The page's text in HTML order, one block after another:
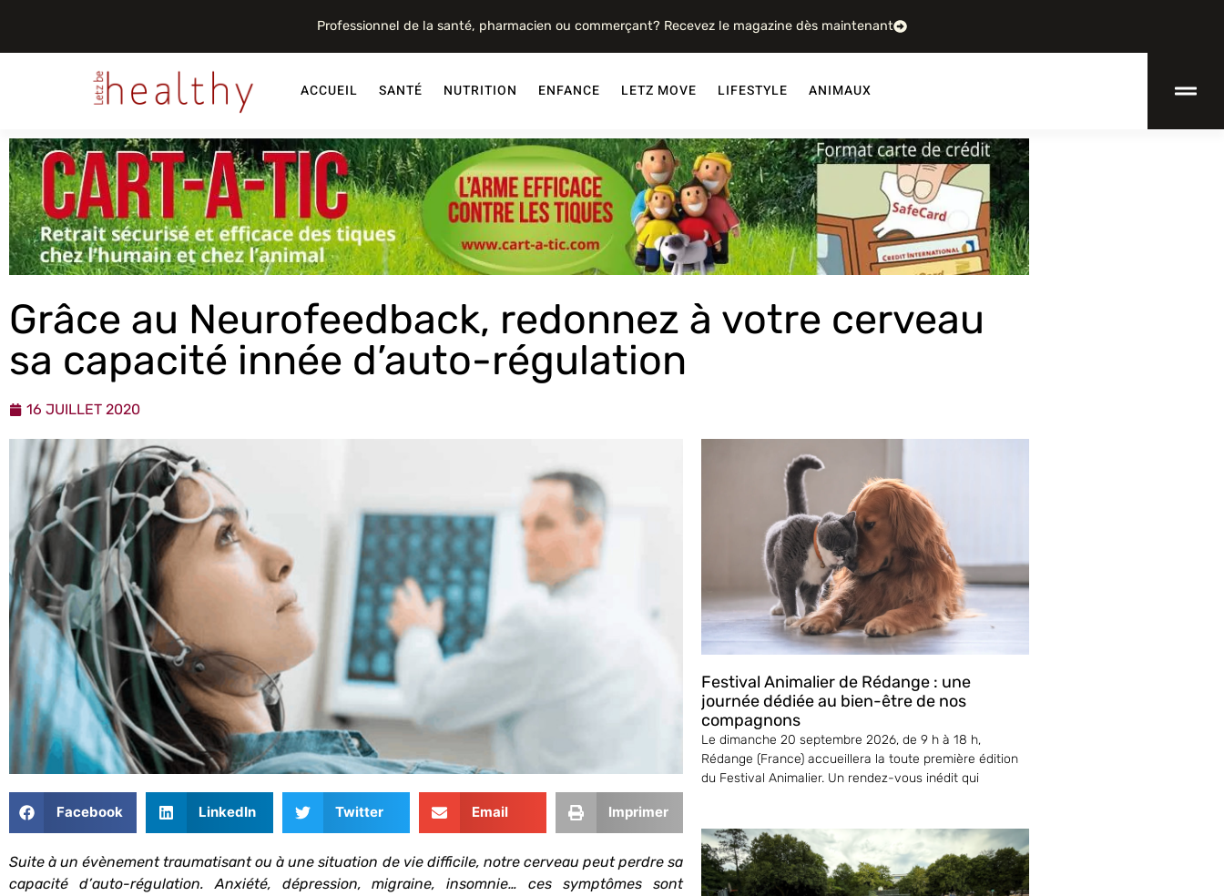
Professionnel de la santé, pharmacien ou commerçant? Recevez le magazine dès maintenant
ACCUEIL SANTÉ NUTRITION ENFANCE LETZ MOVE LIFESTYLE ANIMAUX
Grâce au Neurofeedback, redonnez à votre cerveau
sa capacité innée d’auto-régulation
16 JUILLET 2020
Facebook LinkedIn Twitter Email Imprimer
Suite à un évènement traumatisant ou à une situation de vie difficile, notre cerveau peut perdre sa
capacité d’auto-régulation. Anxiété, dépression, migraine, insomnie… ces symptômes sont
Festival Animalier de Rédange : une
journée dédiée au bien-être de nos
compagnons
Le dimanche 20 septembre 2026, de 9 h à 18 h,
Rédange (France) accueillera la toute première édition
du Festival Animalier. Un rendez-vous inédit qui